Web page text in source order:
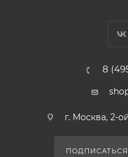
8
г. Москва, 2-